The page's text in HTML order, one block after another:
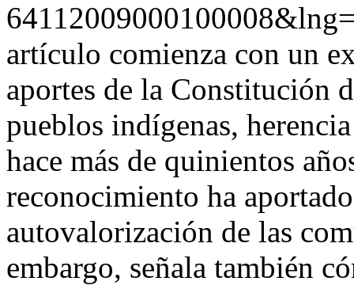
artículo comienza con un
aportes de la Constitución
pueblos indígenas,
hace más de quinientos
reconocimiento ha
autovalorización de las
embargo, señala también